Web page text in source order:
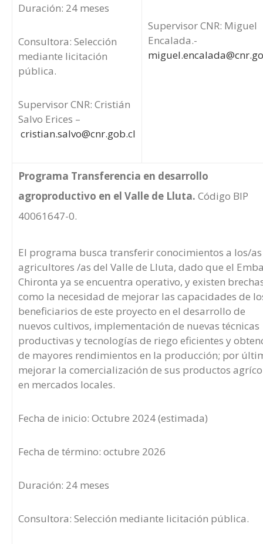
Duración: 24 meses
Consultora: Selección
mediante licitación
pública.
Supervisor CNR: Cristián
Salvo Erices –
cristian.salvo@cnr.gob.cl
Supervisor CNR: Miguel
Encalada.-
Programa Transferencia en desarrollo
agroproductivo en el Valle de Lluta. Código BIP
40061647-0.
El programa busca transferir conocimientos a los/as
agricultores /as del Valle de Lluta, dado que el
Chironta ya se encuentra operativo, y existen
como la necesidad de mejorar las capacidades de
beneficiarios de este proyecto en el desarrollo de
nuevos cultivos, implementación de nuevas técnicas
productivas y tecnologías de riego eficientes y
de mayores rendimientos en la producción; por
mejorar la comercialización de sus productos
en mercados locales.
Fecha de inicio: Octubre 2024 (estimada)
Fecha de término: octubre 2026
Duración: 24 meses
Consultora: Selección mediante licitación pública.